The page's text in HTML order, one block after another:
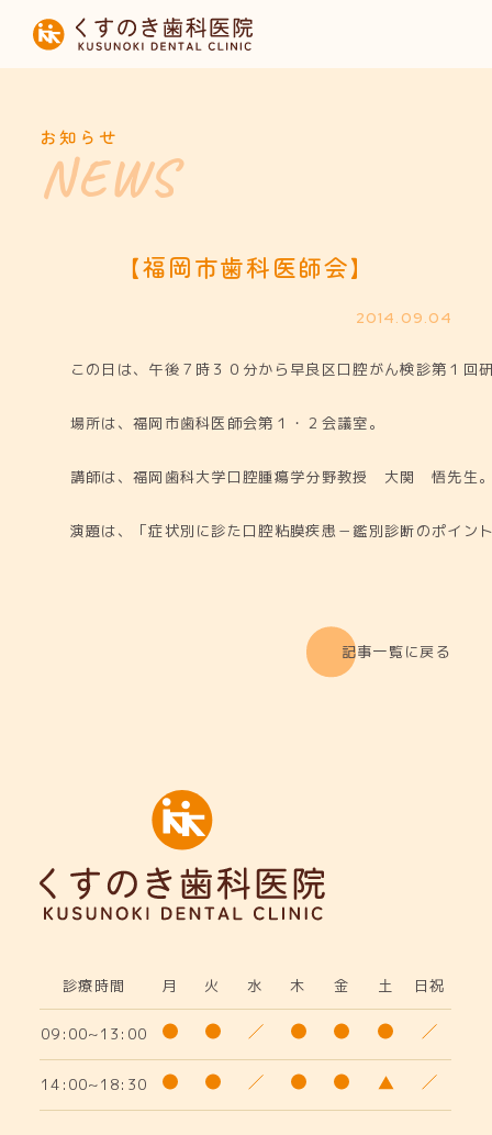
HOME
診療内容
お知らせ
お知らせ
【福岡市歯科医師会】
2014.09.04
この日は、午後７時３０分から早良区口腔がん検診第１回
場所は、福岡市歯科医師会第１・２会議室。
講師は、福岡歯科大学口腔腫瘍学分野教授 大関 悟先生
演題は、「症状別に診た口腔粘膜疾患－鑑別診断のポイン
記事一覧に戻る
診療時間 月 火 水 木 金 土 日祝
09:00~13:00
14:00~18:30